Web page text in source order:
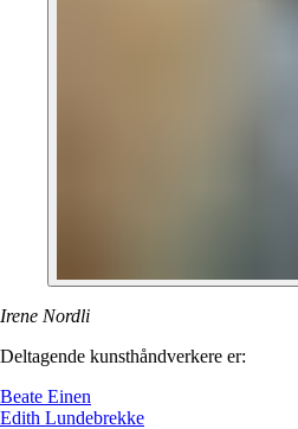
Irene Nordli
Deltagende kunsthåndverkere er:
Beate Einen
Edith Lundebrekke